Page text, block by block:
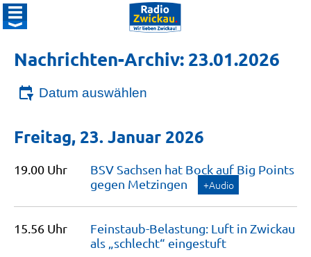
Nachrichten-Archiv: 23.01.2026
Datum auswählen
Freitag, 23. Januar 2026
19.00 Uhr
BSV Sachsen hat Bock auf Big Points
gegen Metzingen +Audio
15.56 Uhr
Feinstaub-Belastung: Luft in Zwickau
als „schlecht“ eingestuft